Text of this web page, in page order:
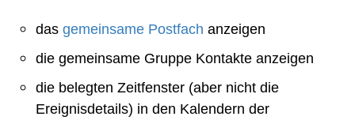
das gemeinsame Postfach anzeigen
die gemeinsame Gruppe Kontakte anzeigen
die belegten Zeitfenster (aber nicht die
Ereignisdetails) in den Kalendern der